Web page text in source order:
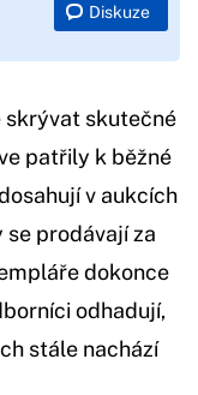
Diskuze
skrývat skutečné
patřily k běžné
v aukcích
prodávají za
dokonce
odhadují,
stále nachází